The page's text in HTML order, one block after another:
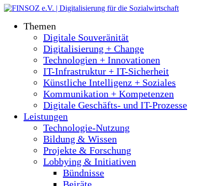
Themen
Digitale Souveränität
Digitalisierung + Change
Technologien + Innovationen
IT-Infrastruktur + IT-Sicherheit
Künstliche Intelligenz + Soziales
Kommunikation + Kompetenzen
Digitale Geschäfts- und IT-Prozesse
Leistungen
Technologie-Nutzung
Bildung & Wissen
Projekte & Forschung
Lobbying & Initiativen
Bündnisse